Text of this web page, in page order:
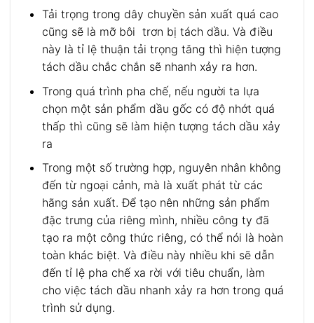
Tải trọng trong dây chuyền sản xuất quá cao
cũng sẽ là mỡ bôi trơn bị tách dầu. Và điều
này là tỉ lệ thuận tải trọng tăng thì hiện tượng
tách dầu chắc chắn sẽ nhanh xảy ra hơn.
Trong quá trình pha chế, nếu người ta lựa
chọn một sản phẩm dầu gốc có độ nhớt quá
thấp thì cũng sẽ làm hiện tượng tách dầu xảy
ra
Trong một số trường hợp, nguyên nhân không
đến từ ngoại cảnh, mà là xuất phát từ các
hãng sản xuất. Để tạo nên những sản phẩm
đặc trưng của riêng mình, nhiều công ty đã
tạo ra một công thức riêng, có thể nói là hoàn
toàn khác biệt. Và điều này nhiều khi sẽ dẫn
đến tỉ lệ pha chế xa rời với tiêu chuẩn, làm
cho việc tách dầu nhanh xảy ra hơn trong quá
trình sử dụng.